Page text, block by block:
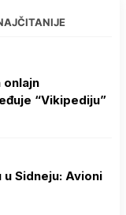
onlajn
“Vikipediju”
Sidneju: Avioni